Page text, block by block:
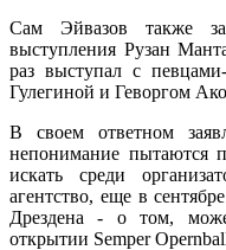
Сам Эйвазов также
выступления Рузан
раз выступал с
Гулегиной и Геворгом
В своем ответном
непонимание пытаются
искать среди
агентство, еще в
Дрездена - о том,
открытии Semper